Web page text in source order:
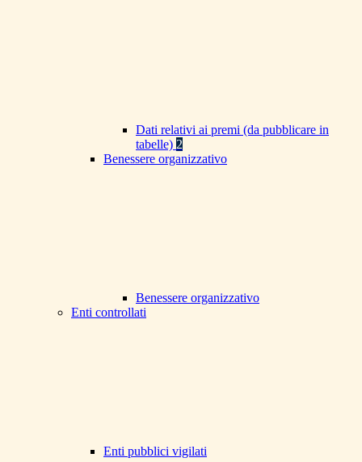
Dati relativi ai premi (da pubblicare in
tabelle) 2
Benessere organizzativo
Benessere organizzativo
Enti controllati
Enti pubblici vigilati